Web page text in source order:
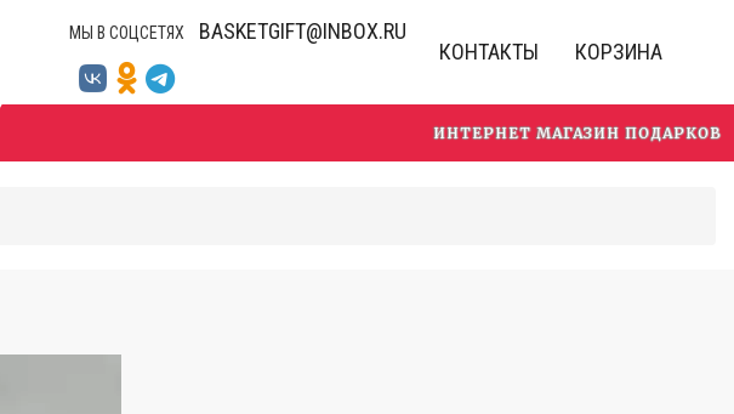
МЫ В СОЦСЕТЯХ
BASKETGIFT@INBOX.RU
КОНТАКТЫ
КОРЗИНА
ИНТЕРНЕТ МАГАЗИН ПОДАРКОВ